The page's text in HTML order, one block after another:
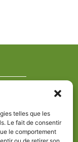
telles que les
Le fait de consentir
le comportement